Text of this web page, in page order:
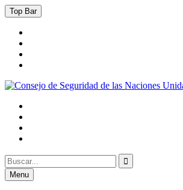
Skip
to
content
Top Bar
Consejo de Seguridad de las Naciones Unidas
México 2021-2022
Search
Search
for:
Menu